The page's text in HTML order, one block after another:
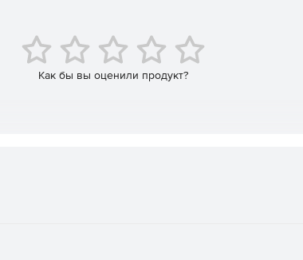
Как бы вы оценили продукт?